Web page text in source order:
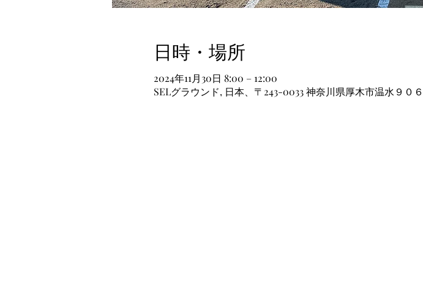
日時・場所
2024年11月30日 8:00 – 12:00
SELグラウンド, 日本、〒243-0033 神奈川県厚木市温水９０６